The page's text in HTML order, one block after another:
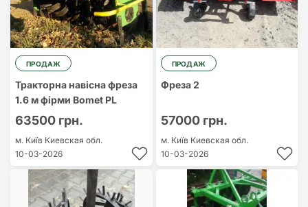
ПРОДАЖ
Тракторна навісна фреза
1.6 м фірми Bomet PL
63500 грн.
м. Київ Киевская обл.
10-03-2026
ПРОДАЖ
Фреза 2
57000 грн.
м. Київ Киевская обл.
10-03-2026